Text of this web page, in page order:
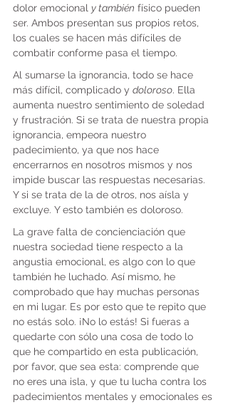
dolor emocional y también físico pueden
ser. Ambos presentan sus propios retos,
los cuales se hacen más difíciles de
combatir conforme pasa el tiempo.
Al sumarse la ignorancia, todo se hace
más difícil, complicado y doloroso. Ella
aumenta nuestro sentimiento de soledad
y frustración. Si se trata de nuestra propia
ignorancia, empeora nuestro
padecimiento, ya que nos hace
encerrarnos en nosotros mismos y nos
impide buscar las respuestas necesarias.
Y si se trata de la de otros, nos aísla y
excluye. Y esto también es doloroso.
La grave falta de concienciación que
nuestra sociedad tiene respecto a la
angustia emocional, es algo con lo que
también he luchado. Así mismo, he
comprobado que hay muchas personas
en mi lugar. Es por esto que te repito que
no estás solo. ¡No lo estás! Si fueras a
quedarte con sólo una cosa de todo lo
que he compartido en esta publicación,
por favor, que sea esta: comprende que
no eres una isla, y que tu lucha contra los
padecimientos mentales y emocionales es